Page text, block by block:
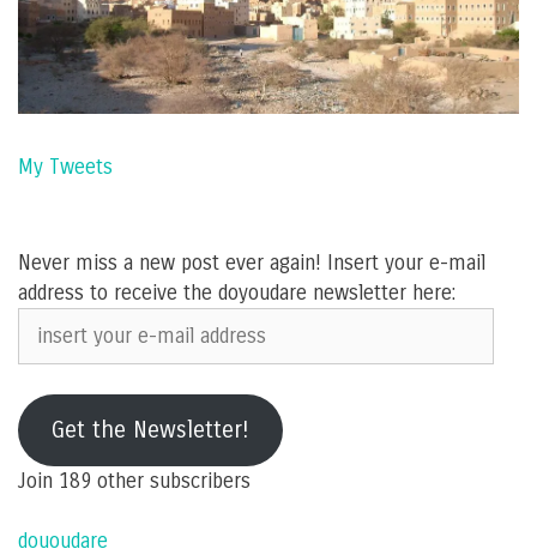
My Tweets
Never miss a new post ever again! Insert your e-mail
address to receive the doyoudare newsletter here:
insert
your
mail
addressGet the Newsletter!
Join 189 other subscribers
dououdare